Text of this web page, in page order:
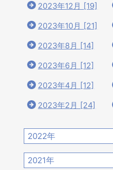
2023年12月 [19]
2023年10月 [21]
2023年8月 [14]
2023年6月 [12]
2023年4月 [12]
2023年2月 [24]
2022年
2022年12月 [15]
2021年